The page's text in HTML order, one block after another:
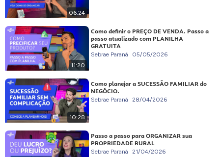
06:24
11:20
Como definir o PREÇO DE VENDA. Passo a
passo atualizado com PLANILHA
GRATUITA
Sebrae Paraná 05/05/2026
10:28
Como planejar a SUCESSÃO FAMILIAR do
NEGÓCIO.
Sebrae Paraná 28/04/2026
Passo a passo para ORGANIZAR sua
PROPRIEDADE RURAL
Sebrae Paraná 21/04/2026